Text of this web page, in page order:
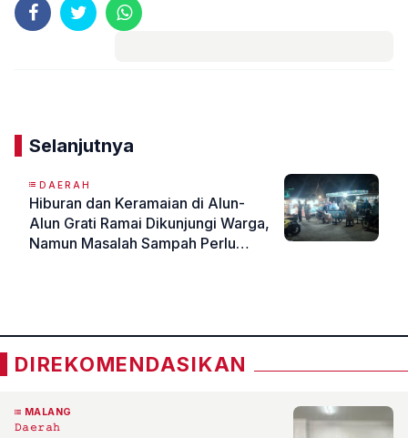
Selanjutnya
DAERAH
Hiburan dan Keramaian di Alun-
Alun Grati Ramai Dikunjungi Warga,
Namun Masalah Sampah Perlu
DIREKOMENDASIKAN
MALANG
𝙳𝚊𝚎𝚛𝚊𝚑